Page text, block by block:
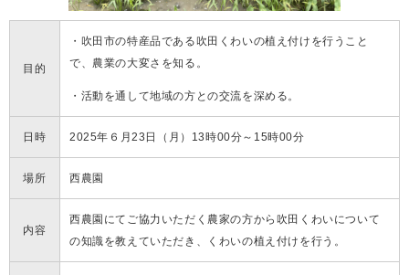
目的
・吹田市の特産品である吹田くわいの植え付けを行うこと
で、農業の大変さを知る。
・活動を通して地域の方との交流を深める。
日時 2025年６月23日（月）13時00分～15時00分
場所 西農園
内容
西農園にてご協力いただく農家の方から吹田くわいについて
の知識を教えていただき、くわいの植え付けを行う。